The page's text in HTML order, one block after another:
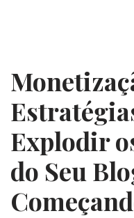
Explodir
do Seu